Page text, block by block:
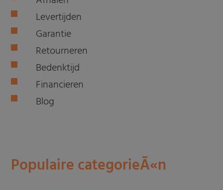
Levertijden
Garantie
Retourneren
Bedenktijd
Financieren
Blog
Populaire categorieÃ«n